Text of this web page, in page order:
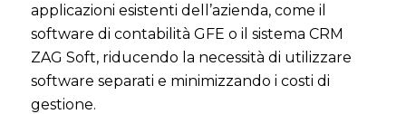
applicazioni esistenti dell’azienda, come il
software di contabilità GFE o il sistema CRM
ZAG Soft, riducendo la necessità di utilizzare
software separati e minimizzando i costi di
gestione.